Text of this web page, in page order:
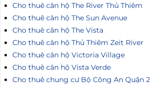
Cho thuê căn hộ The River Thủ Thiêm
Cho thuê căn hộ The Sun Avenue
Cho thuê căn hộ The Vista
Cho thuê căn hộ Thủ Thiêm Zeit River
Cho thuê căn hộ Victoria Village
Cho thuê căn hộ Vista Verde
Cho thuê chung cư Bộ Công An Quận 2